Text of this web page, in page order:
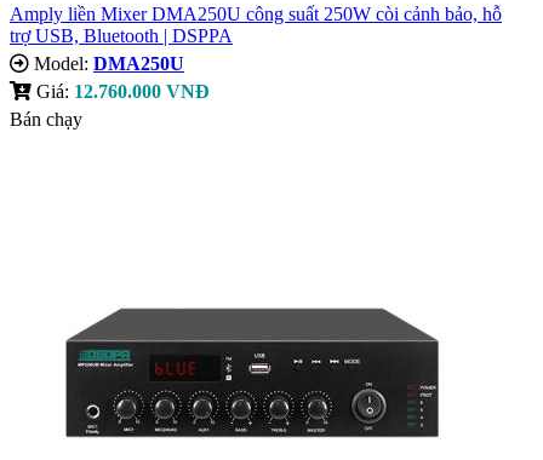
Amply liền Mixer DMA250U công suất 250W còi cảnh bảo, hỗ
trợ USB, Bluetooth | DSPPA
Model: DMA250U
Giá: 12.760.000 VNĐ
Bán chạy